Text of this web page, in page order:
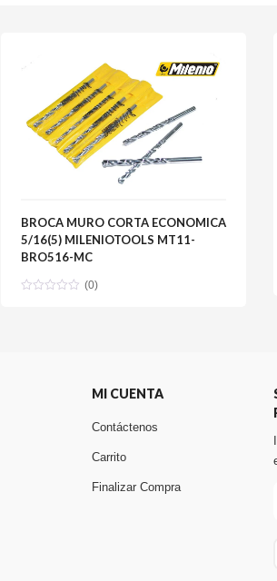
BROCA MURO CORTA ECONOMICA
5/16(5) MILENIOTOOLS MT11-
BRO516-MC
(0)
MI CUENTA
Contáctenos
Carrito
Finalizar Compra